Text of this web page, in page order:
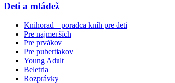
Deti a mládež
Knihorad – poradca kníh pre deti
Pre najmenších
Pre prvákov
Pre pubertiakov
Young Adult
Beletria
Rozprávky